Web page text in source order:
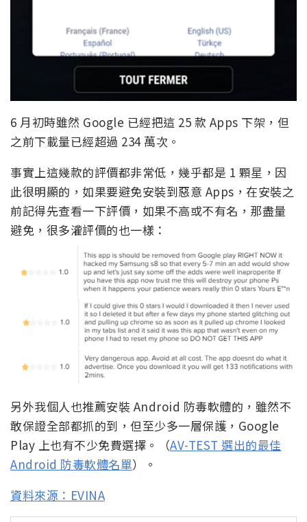
6 月初時雖然 Google 已經把這 25 款 Apps 下架，但
之前下載量已經超過 234 萬次。
事實上這幾款的評價都非常低，幾乎都是 1 顆星，因
此很明顯的，如果要避免安裝到惡意 Apps，在安裝之
前記得先查看一下評價，如果不高或不有名，那盡量
避免，很多灌評價的也一樣：
另外我個人也推薦安裝 Android 防毒軟體的，雖然不
敢保證全部都抓的到，但至少多一層保護，Google
Play 上也有不少免費選擇。（AV-TEST 選出的最佳
Android 防毒軟體名單）。
資料來源：EVINA